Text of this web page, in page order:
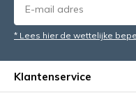
* Lees hier de wettelijke
Klantenservice